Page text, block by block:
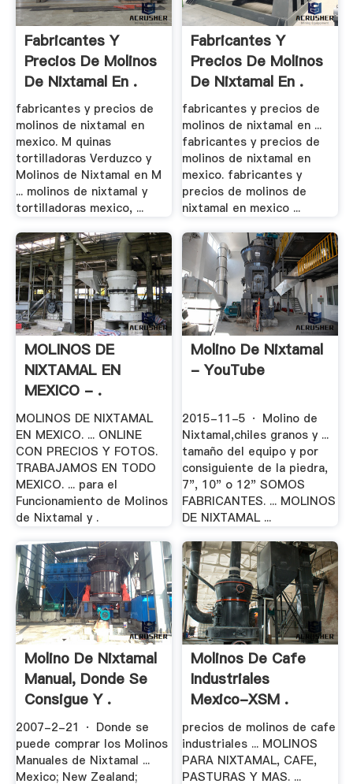
Fabricantes Y
Precios De Molinos
De Nixtamal En .
fabricantes y precios de
molinos de nixtamal en
mexico. M quinas
tortilladoras Verduzco y
Molinos de Nixtamal en M
... molinos de nixtamal y
tortilladoras mexico, ...
Fabricantes Y
Precios De Molinos
De Nixtamal En .
fabricantes y precios de
molinos de nixtamal en ...
fabricantes y precios de
molinos de nixtamal en
mexico. fabricantes y
precios de molinos de
nixtamal en mexico ...
MOLINOS DE
NIXTAMAL EN
MEXICO - .
MOLINOS DE NIXTAMAL
EN MEXICO. ... ONLINE
CON PRECIOS Y FOTOS.
TRABAJAMOS EN TODO
MEXICO. ... para el
Funcionamiento de Molinos
de Nixtamal y .
Molino De Nixtamal
- YouTube
2015-11-5 · Molino de
Nixtamal,chiles granos y ...
tamaño del equipo y por
consiguiente de la piedra,
7", 10" o 12" SOMOS
FABRICANTES. ... MOLINOS
DE NIXTAMAL ...
Molino De Nixtamal
Manual, Donde Se
Consigue Y .
2007-2-21 · Donde se
puede comprar los Molinos
Manuales de Nixtamal ...
Mexico; New Zealand;
Molinos De Cafe
Industriales
Mexico-XSM .
precios de molinos de cafe
industriales ... MOLINOS
PARA NIXTAMAL, CAFE,
PASTURAS Y MAS. ...